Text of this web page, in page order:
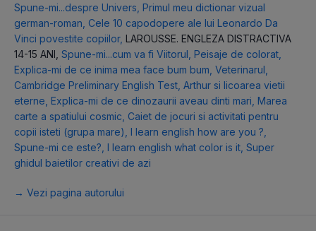
Spune-mi...despre Univers Primul meu dictionar vizual
german-roman Cele 10 capodopere ale lui Leonardo Da
Vinci povestite copiilor, LAROUSSE. ENGLEZA DISTRACTIVA
14-15 ANI Spune-mi...cum va fi Viitorul Peisaje de colorat
Explica-mi de ce inima mea face bum bum Veterinarul
Cambridge Preliminary English Test Arthur si licoarea vietii
eterne Explica-mi de ce dinozaurii aveau dinti mari Marea
carte a spatiului cosmic Caiet de jocuri si activitati pentru
copii isteti (grupa mare) I learn english how are you ?
Spune-mi ce este? I learn english what color is it Super
ghidul baietilor creativi de azi
→ Vezi pagina autorului